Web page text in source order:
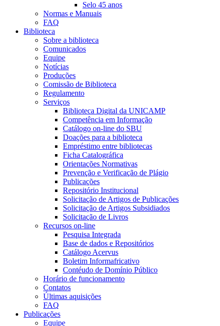
Selo 45 anos
Normas e Manuais
FAQ
Biblioteca
Sobre a biblioteca
Comunicados
Equipe
Notícias
Produções
Comissão de Biblioteca
Regulamento
Serviços
Biblioteca Digital da UNICAMP
Competência em Informação
Catálogo on-line do SBU
Doações para a biblioteca
Empréstimo entre bibliotecas
Ficha Catalográfica
Orientações Normativas
Prevenção e Verificação de Plágio
Publicações
Repositório Institucional
Solicitação de Artigos de Publicações
Solicitação de Artigos Subsidiados
Solicitação de Livros
Recursos on-line
Pesquisa Integrada
Base de dados e Repositórios
Catálogo Acervus
Boletim Informafricativo
Contéudo de Domínio Público
Horário de funcionamento
Contatos
Últimas aquisições
FAQ
Publicações
Equipe